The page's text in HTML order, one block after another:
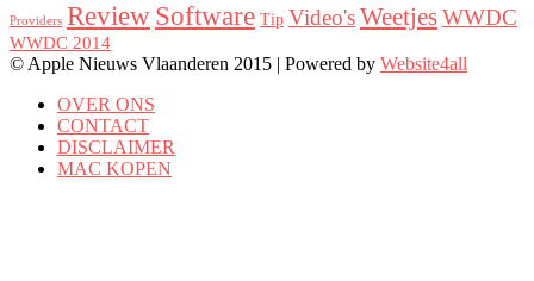
Providers Review Software Tip Video'sWeetjesWWDC
WWDC 2014
© Apple Nieuws Vlaanderen 2015 | Powered by Website4all
OVER ONS
CONTACT
DISCLAIMER
MAC KOPEN